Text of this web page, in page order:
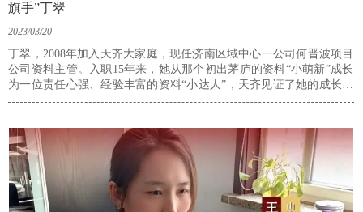
旗手”丁翠
2023/03/20
丁翠，2008年加入天齐大家庭，现任济南区域中心一公司何晋波项目
公司资料主管。入职15年来，她从那个初出茅庐的资料“小萌新”成长
为一位责任心强、经验丰富的资料“小达人”，天齐见证了她的成长与
发展，也见证了她付出的心血与汗水；她用自己的坚韧与执着，用自